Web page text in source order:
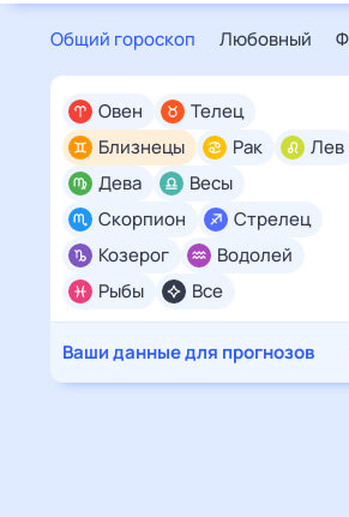
Общий гороскоп Любовный
Все
Овен
Телец
Близнецы
Рак
Лев
Дева
Весы
Скорпион
Стрелец
Козерог
Водолей
Рыбы
Ваши данные для прогнозов